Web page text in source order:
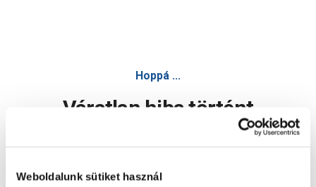
Weboldalunk sütiket használ
Hoppá ...
Váratlan hiba történt